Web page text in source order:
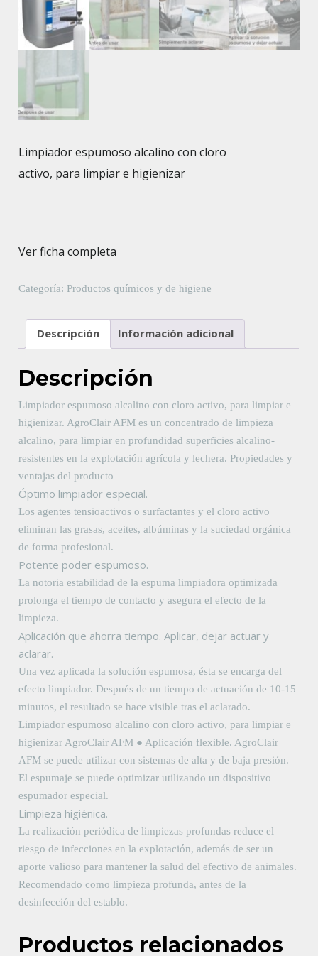
Limpiador espumoso alcalino con cloro
activo, para limpiar e higienizar
Ver ficha completa
Categoría: Productos químicos y de higiene
Descripción Información adicional
Descripción
Limpiador espumoso alcalino con cloro activo, para limpiar e
higienizar. AgroClair AFM es un concentrado de limpieza
alcalino, para limpiar en profundidad superficies alcalino-
resistentes en la explotación agrícola y lechera. Propiedades y
ventajas del producto
Óptimo limpiador especial.
Los agentes tensioactivos o surfactantes y el cloro activo
eliminan las grasas, aceites, albúminas y la suciedad orgánica
de forma profesional.
Potente poder espumoso.
La notoria estabilidad de la espuma limpiadora optimizada
prolonga el tiempo de contacto y asegura el efecto de la
limpieza.
Aplicación que ahorra tiempo. Aplicar, dejar actuar y
aclarar.
Una vez aplicada la solución espumosa, ésta se encarga del
efecto limpiador. Después de un tiempo de actuación de 10-15
minutos, el resultado se hace visible tras el aclarado.
Limpiador espumoso alcalino con cloro activo, para limpiar e
higienizar AgroClair AFM ● Aplicación flexible. AgroClair
AFM se puede utilizar con sistemas de alta y de baja presión.
El espumaje se puede optimizar utilizando un dispositivo
espumador especial.
Limpieza higiénica.
La realización periódica de limpiezas profundas reduce el
riesgo de infecciones en la explotación, además de ser un
aporte valioso para mantener la salud del efectivo de animales.
Recomendado como limpieza profunda, antes de la
desinfección del establo.
Productos relacionados